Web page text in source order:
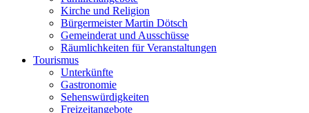
Kirche und Religion
Bürgermeister Martin Dötsch
Gemeinderat und Ausschüsse
Räumlichkeiten für Veranstaltungen
Tourismus
Unterkünfte
Gastronomie
Sehenswürdigkeiten
Freizeitangebote